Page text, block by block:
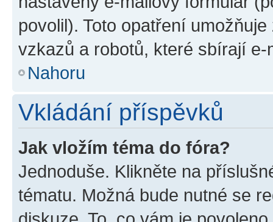
povolil). Toto opatření
vzkazů a robotů, které sbírají e-
Nahoru
Vkládání příspěvků
Jak vložím téma do fóra?
Jednoduše. Klikněte na
tématu. Možná bude nutné se